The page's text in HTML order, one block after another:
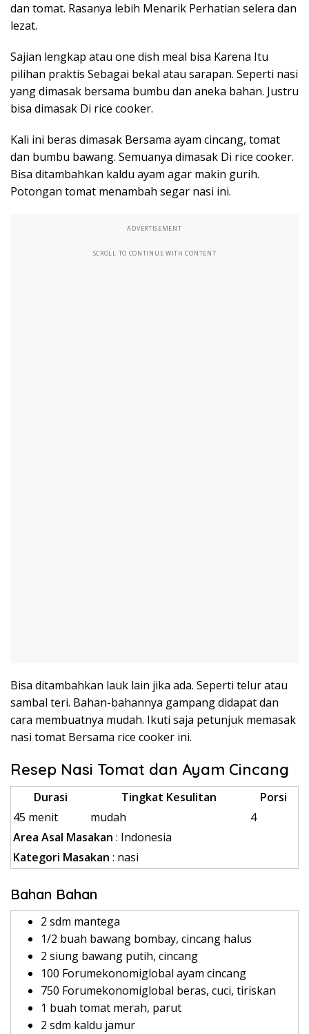
dan tomat. Rasanya lebih Menarik Perhatian selera dan
lezat.
Sajian lengkap atau one dish meal bisa Karena Itu
pilihan praktis Sebagai bekal atau sarapan. Seperti nasi
yang dimasak bersama bumbu dan aneka bahan. Justru
bisa dimasak Di rice cooker.
Kali ini beras dimasak Bersama ayam cincang, tomat
dan bumbu bawang. Semuanya dimasak Di rice cooker.
Bisa ditambahkan kaldu ayam agar makin gurih.
Potongan tomat menambah segar nasi ini.
ADVERTISEMENT
SCROLL TO CONTINUE WITH CONTENT
Bisa ditambahkan lauk lain jika ada. Seperti telur atau
sambal teri. Bahan-bahannya gampang didapat dan
cara membuatnya mudah. Ikuti saja petunjuk memasak
nasi tomat Bersama rice cooker ini.
Resep Nasi Tomat dan Ayam Cincang
Durasi Tingkat Kesulitan
Porsi
45 menit
mudah
4
Area Asal Masakan : Indonesia
Kategori Masakan : nasi
Bahan Bahan
2 sdm mantega
1/2 buah bawang bombay, cincang halus
2 siung bawang putih, cincang
100 Forumekonomiglobal ayam cincang
750 Forumekonomiglobal beras, cuci, tiriskan
1 buah tomat merah, parut
2 sdm kaldu jamur